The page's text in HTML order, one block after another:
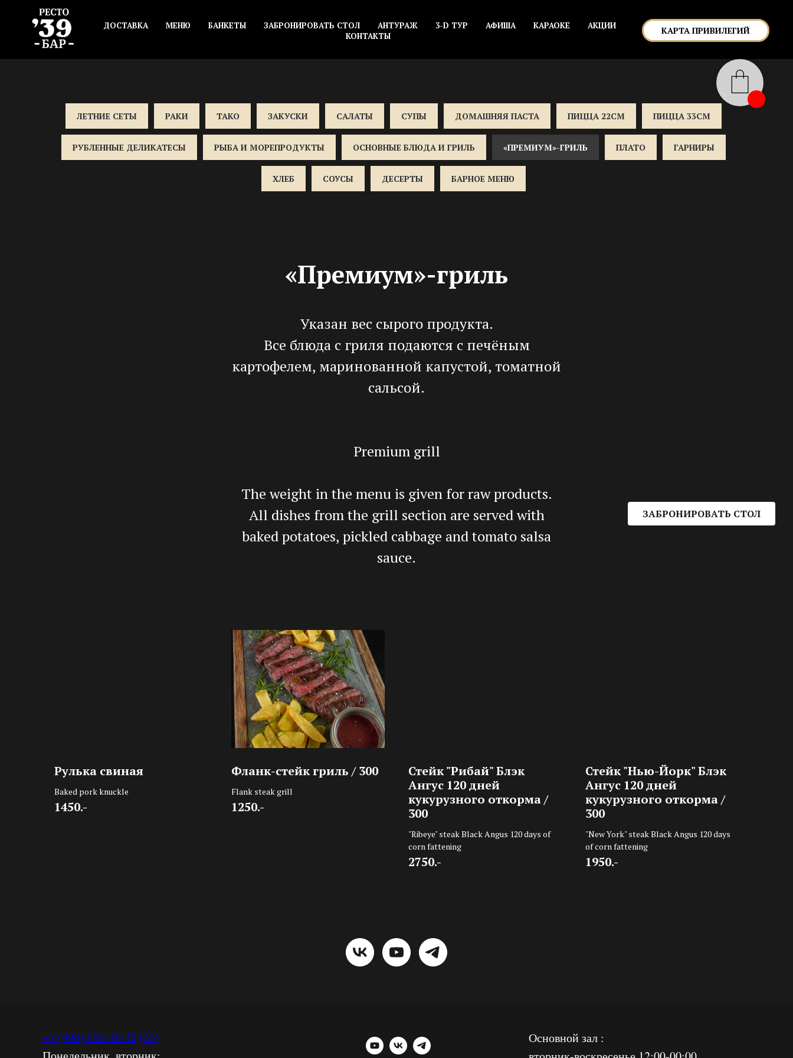
ДОСТАВКА МЕНЮ БАНКЕТЫ ЗАБРОНИРОВАТЬ СТОЛ АНТУРАЖ 3-D ТУР АФИША КАРАОКЕ
АКЦИИ
КОНТАКТЫ
КАРТА ПРИВИЛЕГИЙ
ЗАБРОНИРОВАТЬ СТОЛ
ЛЕТНИЕ СЕТЫ РАКИ ТАКО ЗАКУСКИ САЛАТЫ СУПЫ ДОМАШНЯЯ ПАСТА ПИЦЦА 22СМ ПИЦЦА 33СМ
РУБЛЕННЫЕ ДЕЛИКАТЕСЫ РЫБА И МОРЕПРОДУКТЫ ОСНОВНЫЕ БЛЮДА И ГРИЛЬ «ПРЕМИУМ»-ГРИЛЬ ПЛАТО ГАРНИРЫ
ХЛЕБ СОУСЫ ДЕСЕРТЫ БАРНОЕ МЕНЮ
«Премиум»-гриль
Указан вес сырого продукта.
Все блюда с гриля подаются с печёным
картофелем, маринованной капустой, томатной
сальсой.
Premium grill
The weight in the menu is given for raw products.
All dishes from the grill section are served with
baked potatoes, pickled cabbage and tomato salsa
sauce.
Рулька свиная
Baked pork knuckle
1450.-
Фланк-стейк гриль / 300
Flank steak grill
1250.-
Стейк "Рибай" Блэк
Ангус 120 дней
кукурузного откорма /
300
"Ribeye" steak Black Angus 120 days of
corn fattening
2750.-
Стейк "Нью-Йорк" Блэк
Ангус 120 дней
кукурузного откорма /
300
"New York" steak Black Angus 120 days
of corn fattening
1950.-
+7 (498) 950-36-32 (33)
Основной зал :